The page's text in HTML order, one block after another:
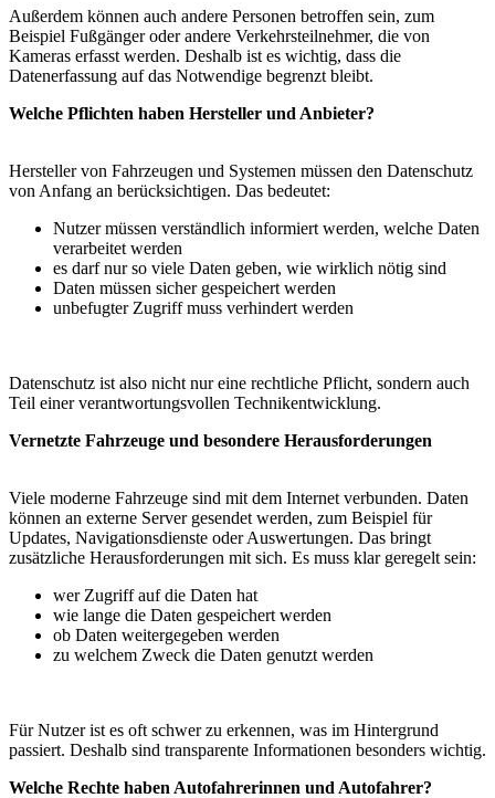
Außerdem können auch andere Personen betroffen sein, zum
Beispiel Fußgänger oder andere Verkehrsteilnehmer, die von
Kameras erfasst werden. Deshalb ist es wichtig, dass die
Datenerfassung auf das Notwendige begrenzt bleibt.
Welche Pflichten haben Hersteller und Anbieter?
Hersteller von Fahrzeugen und Systemen müssen den Datenschutz
von Anfang an berücksichtigen. Das bedeutet:
Nutzer müssen verständlich informiert werden, welche Daten
verarbeitet werden
es darf nur so viele Daten geben, wie wirklich nötig sind
Daten müssen sicher gespeichert werden
unbefugter Zugriff muss verhindert werden
Datenschutz ist also nicht nur eine rechtliche Pflicht, sondern auch
Teil einer verantwortungsvollen Technikentwicklung.
Vernetzte Fahrzeuge und besondere Herausforderungen
Viele moderne Fahrzeuge sind mit dem Internet verbunden. Daten
können an externe Server gesendet werden, zum Beispiel für
Updates, Navigationsdienste oder Auswertungen. Das bringt
zusätzliche Herausforderungen mit sich. Es muss klar geregelt sein:
wer Zugriff auf die Daten hat
wie lange die Daten gespeichert werden
ob Daten weitergegeben werden
zu welchem Zweck die Daten genutzt werden
Für Nutzer ist es oft schwer zu erkennen, was im Hintergrund
passiert. Deshalb sind transparente Informationen besonders wichtig.
Welche Rechte haben Autofahrerinnen und Autofahrer?